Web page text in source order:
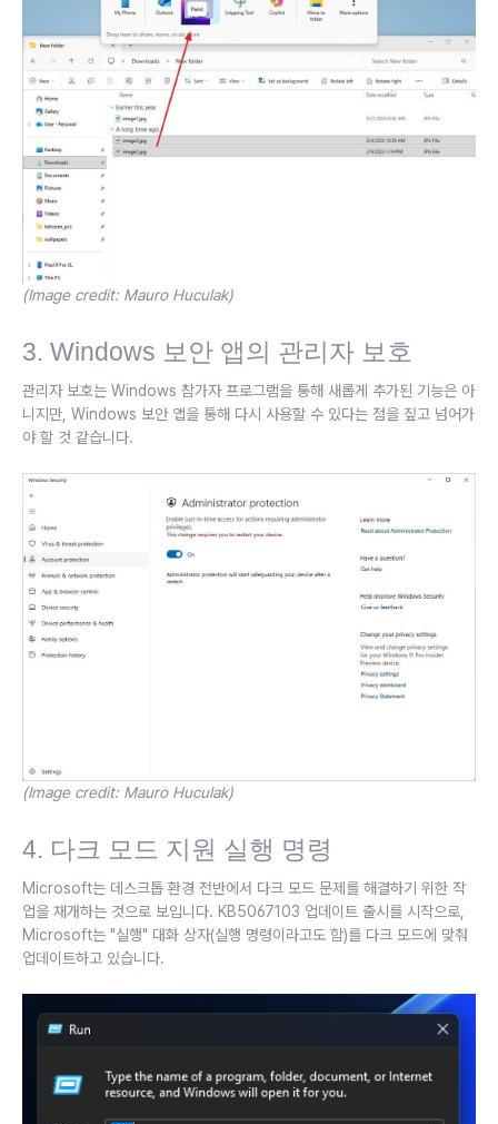
(Image credit: Mauro Huculak)
3. Windows 보안 앱의 관리자 보호
관리자 보호는 Windows 참가자 프로그램을 통해 새롭게 추가된 기능은 아
니지만, Windows 보안 앱을 통해 다시 사용할 수 있다는 점을 짚고 넘어가
야 할 것 같습니다.
(Image credit: Mauro Huculak)
4. 다크 모드 지원 실행 명령
Microsoft는 데스크톱 환경 전반에서 다크 모드 문제를 해결하기 위한 작
업을 재개하는 것으로 보입니다. KB5067103 업데이트 출시를 시작으로,
Microsoft는 "실행" 대화 상자(실행 명령이라고도 함)를 다크 모드에 맞춰
업데이트하고 있습니다.